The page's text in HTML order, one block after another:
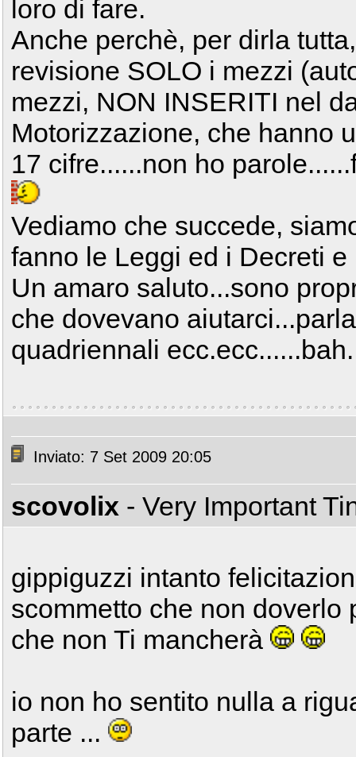
loro di fare.
Anche perchè, per dirla
revisione SOLO i mezzi
mezzi, NON INSERITI nel
Motorizzazione, che hanno
17 cifre......non ho
Vediamo che succede,
fanno le Leggi ed i Decreti e
Un amaro saluto...sono
che dovevano
quadriennali
Inviato: 7 Set 2009 20:05
scovolix - Very Important
gippiguzzi intanto
scommetto che non doverlo
che non Ti mancherà
io non ho sentito nulla a
parte ...